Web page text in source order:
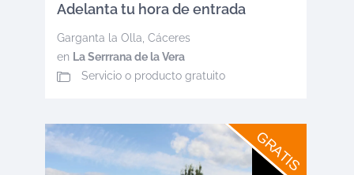
Adelanta tu hora de entrada
Garganta la Olla, Cáceres
en La Serrrana de la Vera
Servicio o producto gratuito
GRATIS